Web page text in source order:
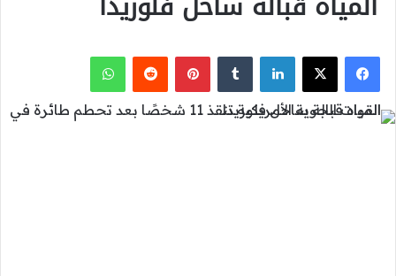
فيسبوك
‫X لينكدإن بينتيريست واتساب